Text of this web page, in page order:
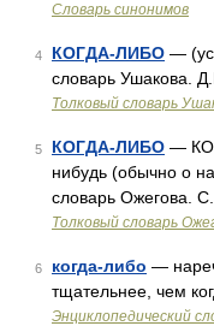
Словарь синонимов
4 КОГДА-ЛИБО —
словарь Ушакова.
Толковый словарь
5 КОГДА-ЛИБО —
нибудь (обычно о
словарь Ожегова.
Толковый словарь
6 когда-либо —
тщательнее, чем
Энциклопедический